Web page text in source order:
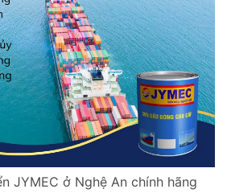
JYMEC ở Nghệ An chính hãng